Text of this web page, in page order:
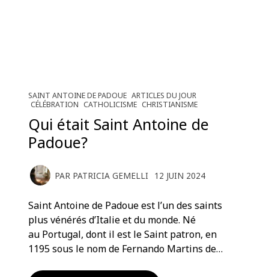
SAINT ANTOINE DE PADOUE ARTICLES DU JOUR
CÉLÉBRATION CATHOLICISME CHRISTIANISME
Qui était Saint Antoine de
Padoue?
PAR PATRICIA GEMELLI 12 JUIN 2024
Saint Antoine de Padoue est l’un des saints
plus vénérés d’Italie et du monde. Né
au Portugal, dont il est le Saint patron, en
1195 sous le nom de Fernando Martins de…